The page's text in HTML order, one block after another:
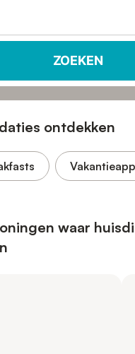
ZOEKEN
ontdekken
waar